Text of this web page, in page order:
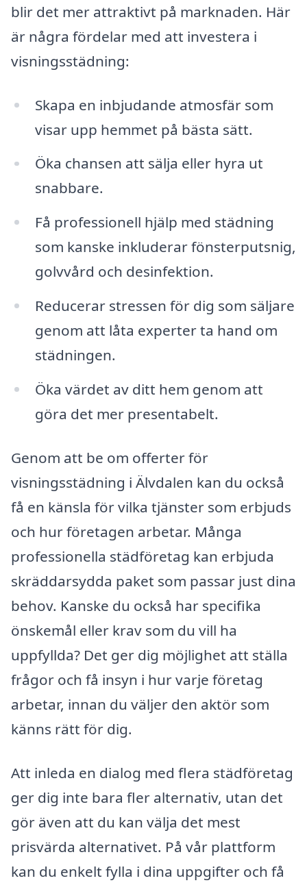
blir det mer attraktivt på marknaden. Här
är några fördelar med att investera i
visningsstädning:
Skapa en inbjudande atmosfär som
visar upp hemmet på bästa sätt.
Öka chansen att sälja eller hyra ut
snabbare.
Få professionell hjälp med städning
som kanske inkluderar fönsterputsnig,
golvvård och desinfektion.
Reducerar stressen för dig som säljare
genom att låta experter ta hand om
städningen.
Öka värdet av ditt hem genom att
göra det mer presentabelt.
Genom att be om offerter för
visningsstädning i Älvdalen kan du också
få en känsla för vilka tjänster som erbjuds
och hur företagen arbetar. Många
professionella städföretag kan erbjuda
skräddarsydda paket som passar just dina
behov. Kanske du också har specifika
önskemål eller krav som du vill ha
uppfyllda? Det ger dig möjlighet att ställa
frågor och få insyn i hur varje företag
arbetar, innan du väljer den aktör som
känns rätt för dig.
Att inleda en dialog med flera städföretag
ger dig inte bara fler alternativ, utan det
gör även att du kan välja det mest
prisvärda alternativet. På vår plattform
kan du enkelt fylla i dina uppgifter och få